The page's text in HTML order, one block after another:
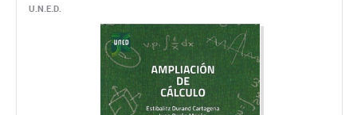
U.N.E.D.